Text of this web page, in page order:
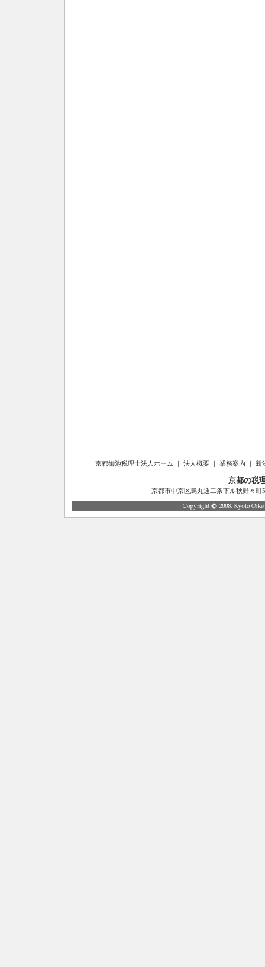
京都御池税理士法人ホーム ｜ 法人概要 ｜ 業務案内 ｜ 新
京都の税
京都市中京区烏丸通二条下ル秋野々